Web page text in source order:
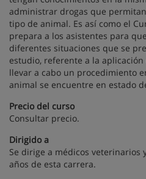
administrar drogas que
tipo de animal. Es así como el
prepara a los asistentes para
diferentes situaciones que se
estudio, referente a la
llevar a cabo un procedimiento
animal se encuentre en estado
Precio del curso
Consultar precio.
Dirigido a
Se dirige a médicos veterinarios
años de esta carrera.